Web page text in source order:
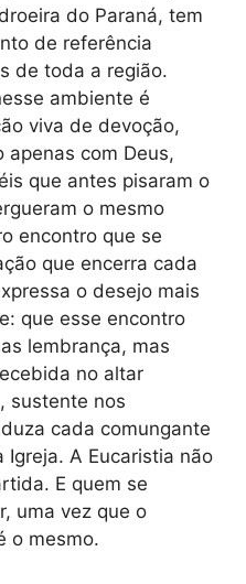
do Paraná, tem
de referência
de toda a região.
ambiente é
viva de devoção,
apenas com Deus,
que antes pisaram o
o mesmo
encontro que se
que encerra cada
o desejo mais
que esse encontro
lembrança, mas
no altar
sustente nos
cada comungante
A Eucaristia não
E quem se
uma vez que o
o mesmo.